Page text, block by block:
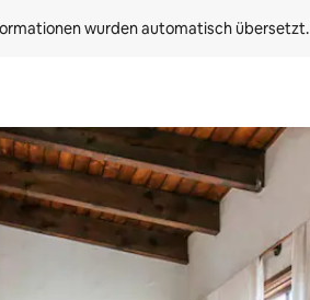
wurden automatisch übersetzt.